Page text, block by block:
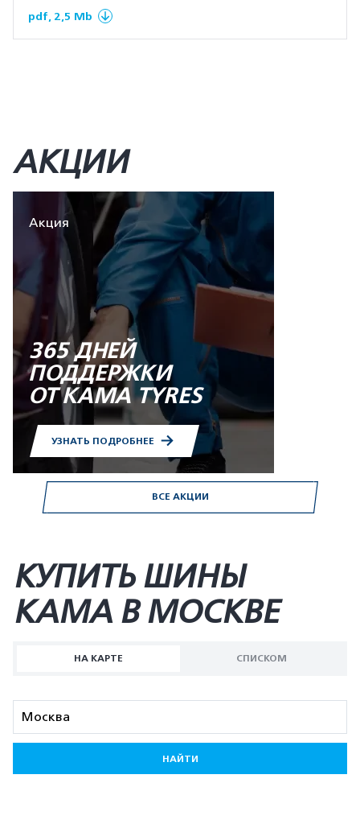
pdf, 2,5 Mb
ВСЕ АКЦИИ
АКЦИИ
Акция
365 ДНЕЙ
ПОДДЕРЖКИ
ОТ KAMA TYRES
УЗНАТЬ ПОДРОБНЕЕ
КУПИТЬ ШИНЫ
KAMA В МОСКВЕ
НА КАРТЕ СПИСКОМ
НАЙТИ